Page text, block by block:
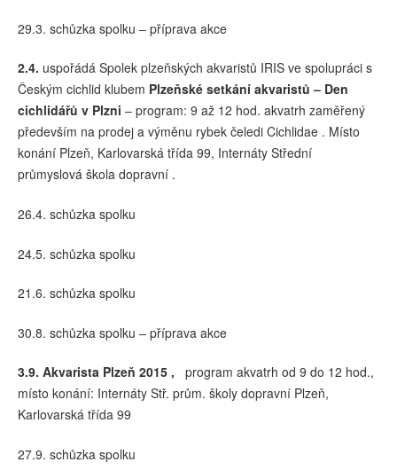
29.3. schůzka spolku – příprava akce
2.4. uspořádá Spolek plzeňských akvaristů IRIS ve spolupráci s
Českým cichlid klubem Plzeňské setkání akvaristů – Den
cichlidářů v Plzni – program: 9 až 12 hod. akvatrh zaměřený
především na prodej a výměnu rybek čeledi Cichlidae . Místo
konání Plzeň, Karlovarská třída 99, Internáty Střední
průmyslová škola dopravní .
26.4. schůzka spolku
24.5. schůzka spolku
21.6. schůzka spolku
30.8. schůzka spolku – příprava akce
3.9. Akvarista Plzeň 2015 , program akvatrh od 9 do 12 hod.,
místo konání: Internáty Stř. prům. školy dopravní Plzeň,
Karlovarská třída 99
27.9. schůzka spolku